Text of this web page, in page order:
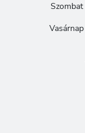
Szombat
Vasárnap